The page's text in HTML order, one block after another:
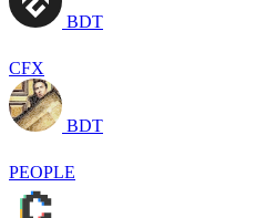
BDT
CFX
BDT
PEOPLE